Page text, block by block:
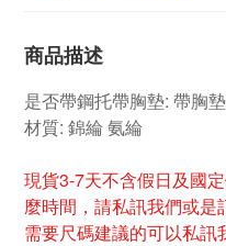
商品描述
是否帶鋼托帶胸墊: 帶胸
材質: 錦綸 氨綸
現貨3-7天不含假日及國
麼時間，請私訊我們或是
需要尺碼建議的可以私訊